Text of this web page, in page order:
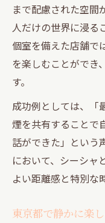
シーシャ
大人の隠
外苑前の
シーシャ
年齢制限
初デート
間
口コミ重視
まで配慮された空間
人だけの世界に浸る
個室を備えた店舗で
を楽しむことができ
す。
成功例としては、「
煙を共有することで
話ができた」という
において、シーシャ
よい距離感と特別な
東京都で静かに楽